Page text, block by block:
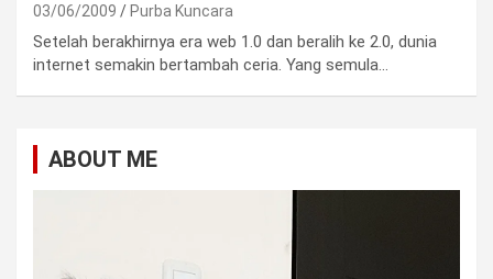
03/06/2009 Purba Kuncara
Setelah berakhirnya era web 1.0 dan beralih ke 2.0, dunia
internet semakin bertambah ceria. Yang semula…
ABOUT ME